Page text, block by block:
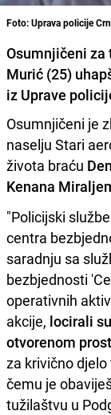
Foto: Uprava policije
Osumnjičeni za
Murić (25)
iz Uprave
Osumnjičeni je
naselju Stari
života braću
Kenana
"Policijski
centra
saradnju sa
bezbjednosti
operativnih
akcije, locirali
otvorenom
za krivično
čemu je
tužilaštvu u